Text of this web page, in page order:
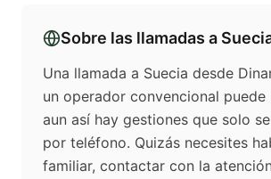
Sobre las llamadas a
Una llamada a Suecia desde
un operador convencional puede
aun así hay gestiones que solo
por teléfono. Quizás necesites
familiar, contactar con la